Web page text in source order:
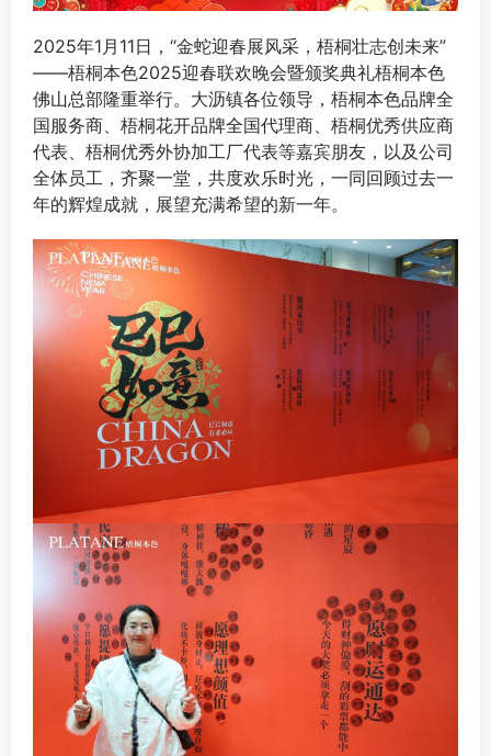
2025年1月11日，“金蛇迎春展风采，梧桐壮志创未来”
——梧桐本色2025迎春联欢晚会暨颁奖典礼梧桐本色
佛山总部隆重举行。大沥镇各位领导，梧桐本色品牌全
国服务商、梧桐花开品牌全国代理商、梧桐优秀供应商
代表、梧桐优秀外协加工厂代表等嘉宾朋友，以及公司
全体员工，齐聚一堂，共度欢乐时光，一同回顾过去一
年的辉煌成就，展望充满希望的新一年。